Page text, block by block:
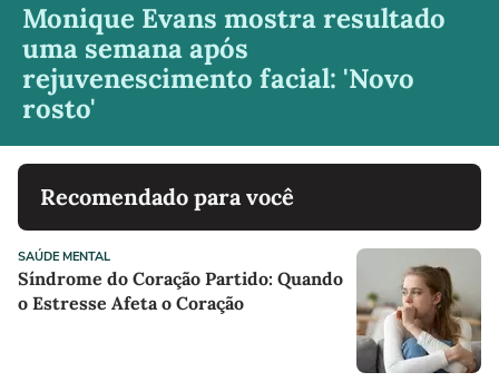
Monique Evans mostra resultado
uma semana após
rejuvenescimento facial: 'Novo
rosto'
Recomendado para você
SAÚDE MENTAL
Síndrome do Coração Partido: Quando
o Estresse Afeta o Coração